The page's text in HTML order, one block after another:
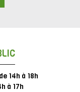
14h à 18h
à 17h